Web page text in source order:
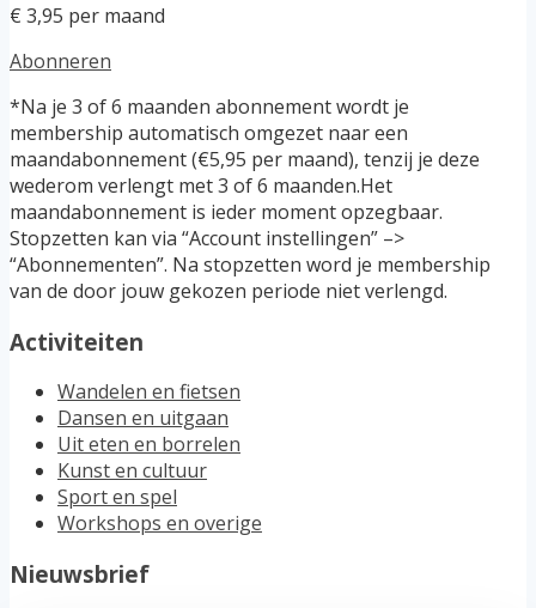
€ 3,95 per maand
Abonneren
*Na je 3 of 6 maanden abonnement wordt je
membership automatisch omgezet naar een
maandabonnement (€5,95 per maand), tenzij je deze
wederom verlengt met 3 of 6 maanden.Het
maandabonnement is ieder moment opzegbaar.
Stopzetten kan via “Account instellingen” –>
“Abonnementen”. Na stopzetten word je membership
van de door jouw gekozen periode niet verlengd.
Activiteiten
Wandelen en fietsen
Dansen en uitgaan
Uit eten en borrelen
Kunst en cultuur
Sport en spel
Workshops en overige
Nieuwsbrief